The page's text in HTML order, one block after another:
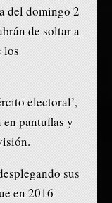
del domingo 2
de soltar a
los
electoral’,
pantuflas y
sus
en 2016